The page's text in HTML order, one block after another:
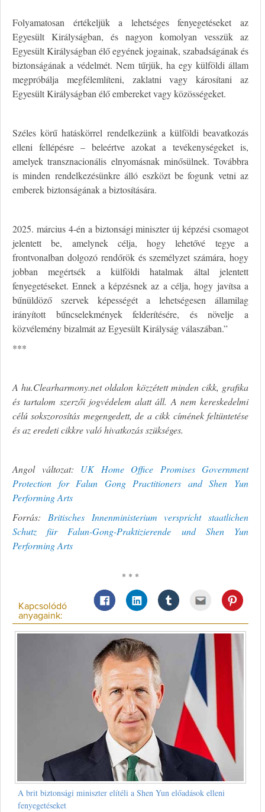
Folyamatosan értékeljük a lehetséges fenyegetéseket az
Egyesült Királyságban, és nagyon komolyan vesszük az
Egyesült Királyságban élő egyének jogainak, szabadságának és
biztonságának a védelmét. Nem tűrjük, ha egy külföldi állam
megpróbálja megfélemlíteni, zaklatni vagy károsítani az
Egyesült Királyságban élő embereket vagy közösségeket.
Széles körű hatáskörrel rendelkezünk a külföldi beavatkozás
elleni fellépésre – beleértve azokat a tevékenységeket is,
amelyek transznacionális elnyomásnak minősülnek. Továbbra
is minden rendelkezésünkre álló eszközt be fogunk vetni az
emberek biztonságának a biztosítására.
2025. március 4-én a biztonsági miniszter új képzési csomagot
jelentett be, amelynek célja, hogy lehetővé tegye a
frontvonalban dolgozó rendőrök és személyzet számára, hogy
jobban megértsék a külföldi hatalmak által jelentett
fenyegetéseket. Ennek a képzésnek az a célja, hogy javítsa a
bűnüldöző szervek képességét a lehetségesen államilag
irányított bűncselekmények felderítésére, és növelje a
közvélemény bizalmát az Egyesült Királyság válaszában.”
***
A hu.Clearharmony.net oldalon közzétett minden cikk, grafika
és tartalom szerzői jogvédelem alatt áll. A nem kereskedelmi
célú sokszorosítás megengedett, de a cikk címének feltüntetése
és az eredeti cikkre való hivatkozás szükséges.
Angol változat: UK Home Office Promises Government
Protection for Falun Gong Practitioners and Shen Yun
Performing Arts
Forrás: Britisches Innenministerium verspricht staatlichen
Schutz für Falun-Gong-Praktizierende und Shen Yun
Performing Arts
* * *
Kapcsolódó
anyagaink:
A brit biztonsági miniszter elítéli a Shen Yun előadások elleni
fenyegetéseket